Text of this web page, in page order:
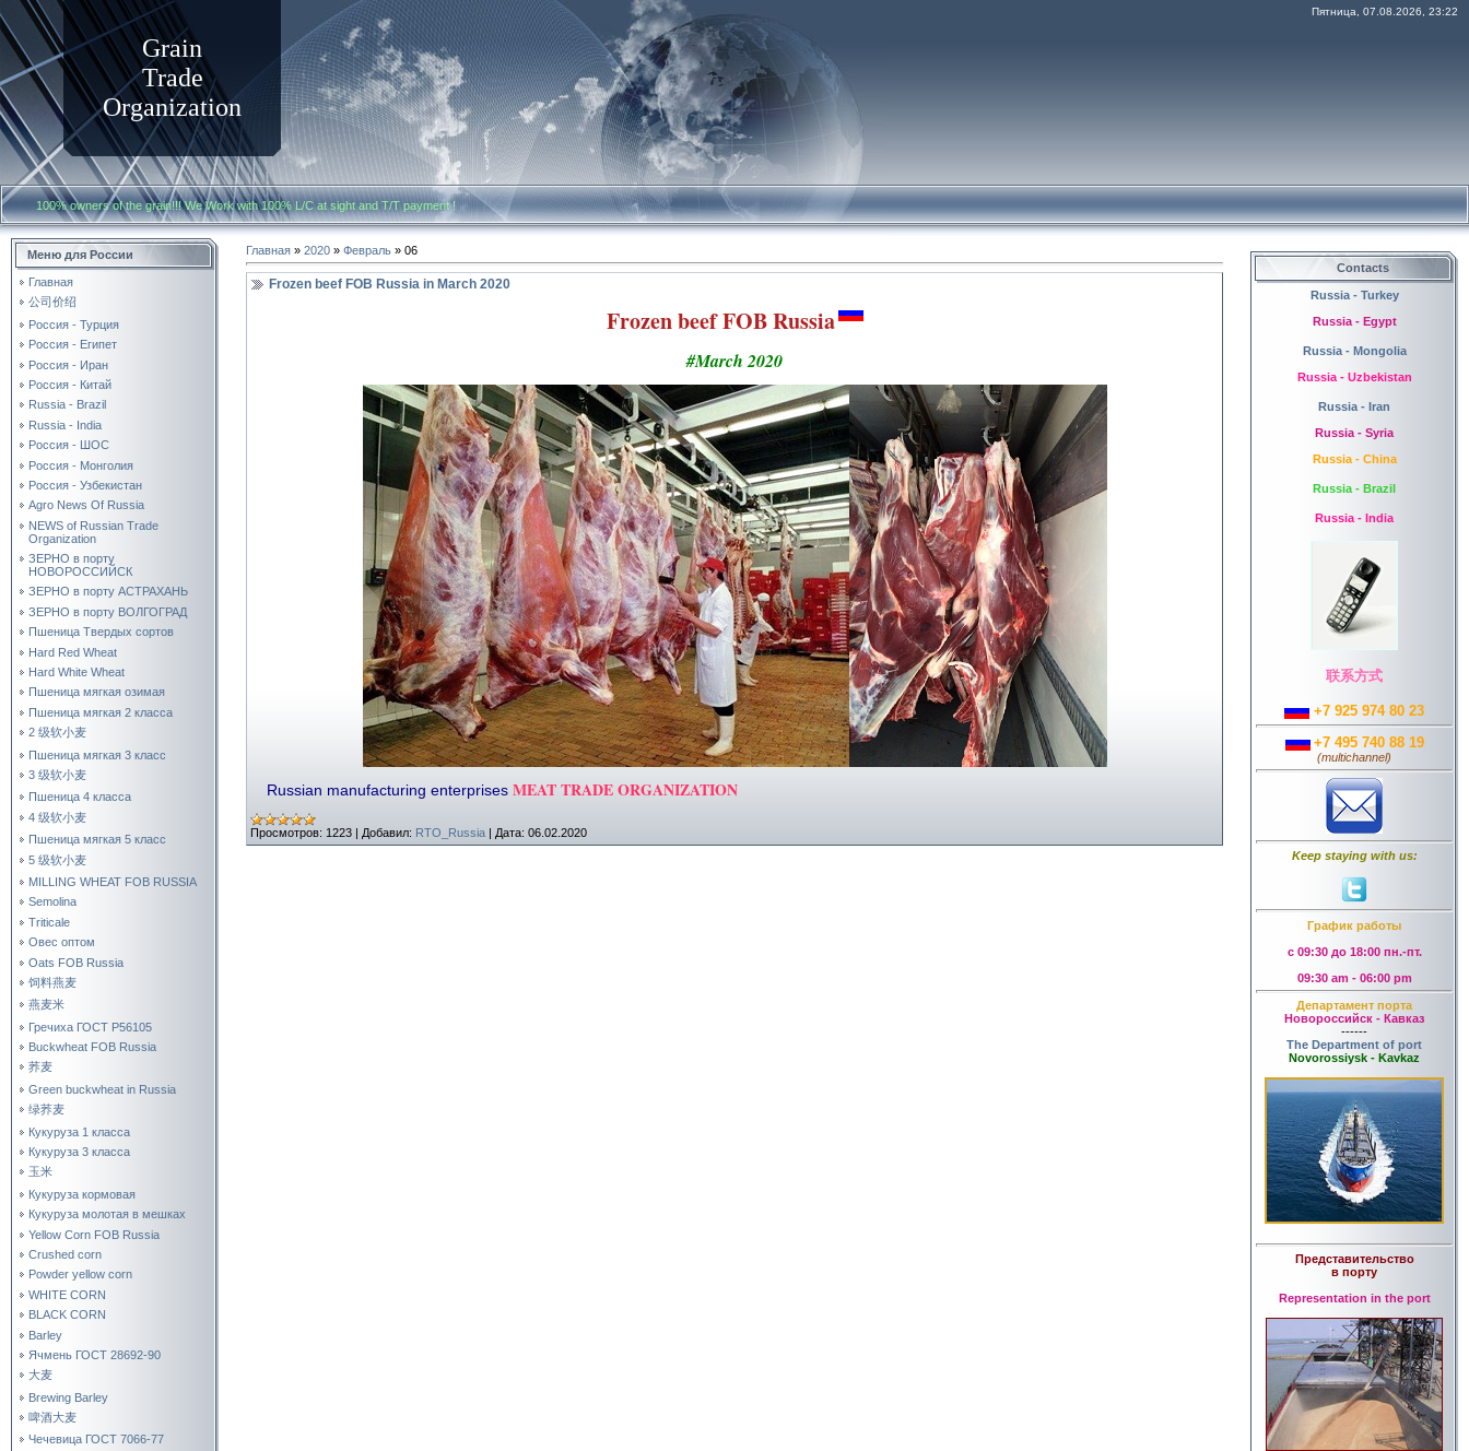
Grain
Trade
Organization
Пятница, 07.08.2026, 23:22
100% owners of the grain!!! We Work with100% L/C at sight and T/T payment!
Меню для России
Главная
公司价绍
Россия - Турция
Россия - Египет
Россия - Иран
Россия - Китай
Russia - Brazil
Russia - India
Россия - ШОС
Россия - Монголия
Россия - Узбекистан
Agro News Of Russia
NEWS of Russian Trade
Organization
ЗЕРНО в порту
НОВОРОССИЙСК
ЗЕРНО в порту АСТРАХАНЬ
ЗЕРНО в порту ВОЛГОГРАД
Пшеница Твердых сортов
Hard Red Wheat
Hard White Wheat
Пшеница мягкая озимая
Пшеница мягкая 2 класса
2 级软小麦
Пшеница мягкая 3 класс
3 级软小麦
Пшеница 4 класса
4 级软小麦
Пшеница мягкая 5 класс
5 级软小麦
MILLING WHEAT FOB RUSSIA
Semolina
Triticale
Овес оптом
Oats FOB Russia
饲料燕麦
燕麦米
Гречиха ГОСТ Р56105
Buckwheat FOB Russia
荞麦
Green buckwheat in Russia
绿荞麦
Кукуруза 1 класса
Кукуруза 3 класса
玉米
Кукуруза кормовая
Кукуруза молотая в мешках
Yellow Corn FOB Russia
Crushed corn
Powder yellow corn
WHITE CORN
BLACK CORN
Barley
Ячмень ГОСТ 28692-90
大麦
Brewing Barley
啤酒大麦
Чечевица ГОСТ 7066-77
Главная » 2020 » Февраль » 06
Frozen beef FOB Russia in March 2020
Frozen beef FOB Russia
#March 2020
Russian manufacturing enterprises MEAT TRADE ORGANIZATION
Просмотров: 1223 | Добавил: RTO_Russia | Дата: 06.02.2020
Contacts
Russia - Turkey
Russia - Egypt
Russia - Mongolia
Russia - Uzbekistan
Russia - Iran
Russia - Syria
Russia - China
Russia - Brazil
Russia - India
联系方式
+7 925 974 80 23
+7 495 740 88 19
(multichannel)
Keep staying with us:
График работы
с 09:30 до 18:00 пн.-пт.
09:30 am - 06:00 pm
Департамент порта
Новороссийск - Кавказ
------
The Department of port
Novorossiysk - Kavkaz
Представительство
в порту
Representation in the port